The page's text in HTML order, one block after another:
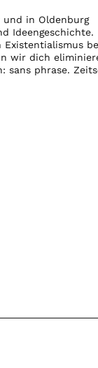
und in Oldenburg
Ideengeschichte.
wir dich
sans phrase.